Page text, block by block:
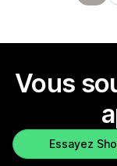
Vous
Essayez